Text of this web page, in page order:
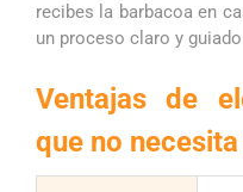
recibes la barbacoa en
un proceso claro y
Ventajas de
que no